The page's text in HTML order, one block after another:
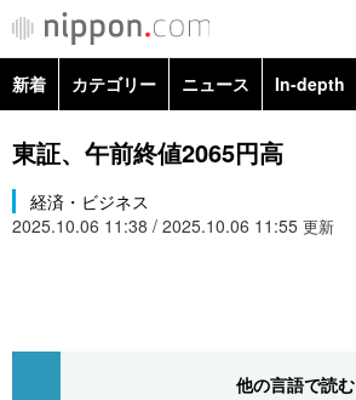
カテゴリー
新着 カテゴリー ニュース In-depth
政治・外交
経済・ビジネス
東証、午前終値2065円高
経済・ビジネス
2025.10.06 11:38 / 2025.10.06 11:55 更新
他の言語で読む